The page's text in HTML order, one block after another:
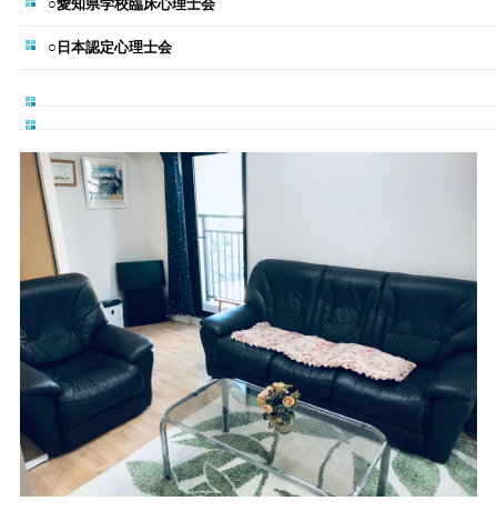
○愛知県学校臨床心理士会
○日本認定心理士会